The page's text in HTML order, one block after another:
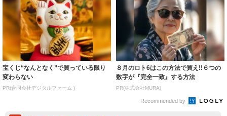
宝くじ“なんとなく”で買っている限り
変わらない
PR(合同会社デジタルファーム )
８月のロト6はこの方法で買え!!６つの
数字が『完全一致』する方法
PR(株式会社MURA)
Recommended by